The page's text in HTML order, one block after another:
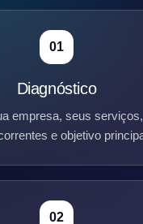
01
Diagnóstico
empresa, seus
e objetivo
02